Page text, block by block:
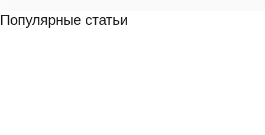
Популярные статьи